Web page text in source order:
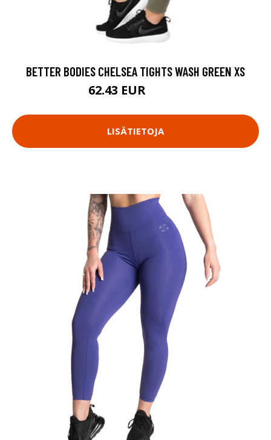
BETTER BODIES CHELSEA TIGHTS WASH GREEN XS
62.43 EUR
LISÄTIETOJA